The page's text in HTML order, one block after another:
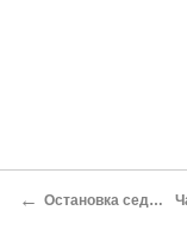
← Остановка седьмая